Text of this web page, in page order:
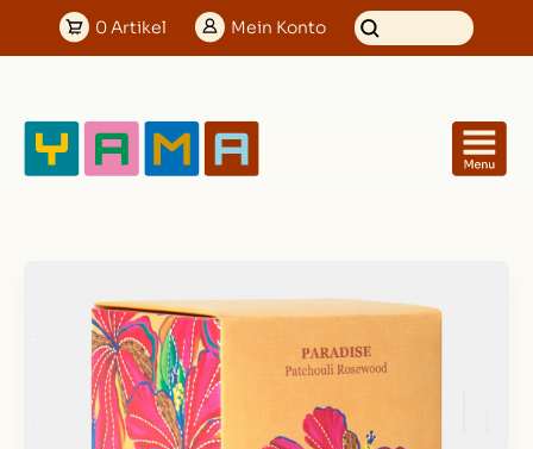
0Artikel Mein Konto